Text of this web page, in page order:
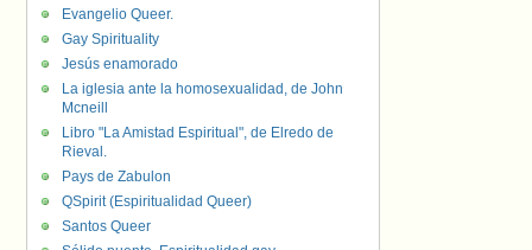
Evangelio Queer.
Gay Spirituality
Jesús enamorado
La iglesia ante la homosexualidad, de John
Mcneill
Libro "La Amistad Espiritual", de Elredo de
Rieval.
Pays de Zabulon
QSpirit (Espiritualidad Queer)
Santos Queer